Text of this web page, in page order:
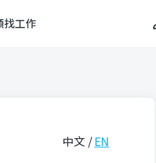
找工作
中文 /EN